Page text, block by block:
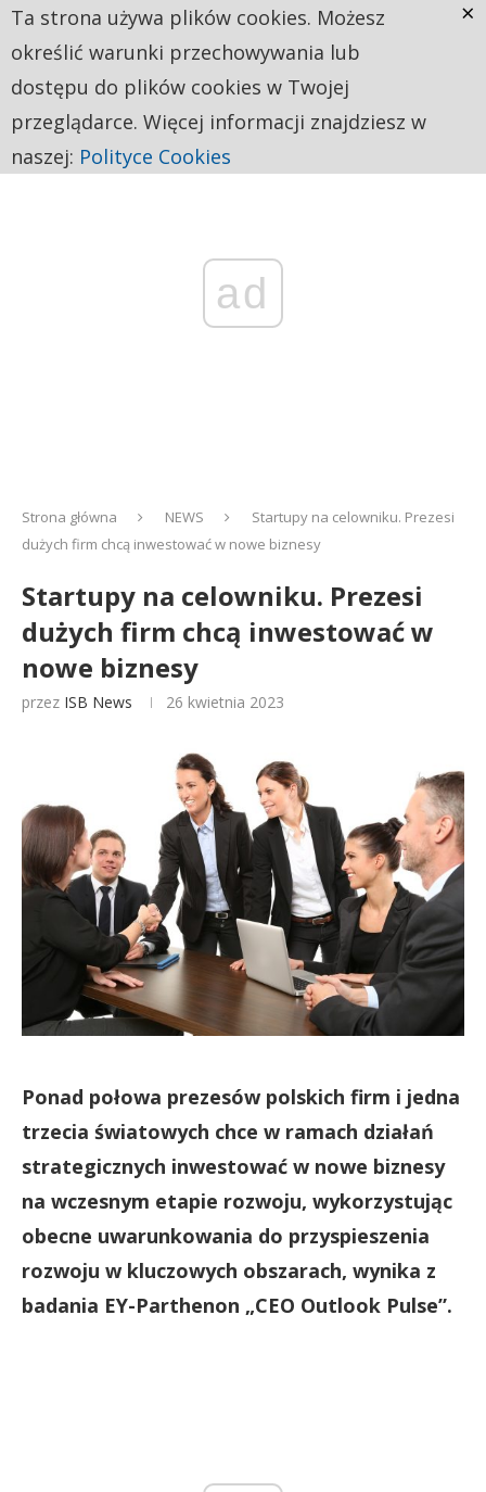
ad
Strona główna NEWS
Startupy na celowniku. Prezesi
dużych firm chcą inwestować w nowe biznesy
Startupy na celowniku. Prezesi
dużych firm chcą inwestować w
nowe biznesy
przez ISB News 26 kwietnia 2023
Ponad połowa prezesów polskich firm i jedna
trzecia światowych chce w ramach działań
strategicznych inwestować w nowe biznesy
na wczesnym etapie rozwoju, wykorzystując
obecne uwarunkowania do przyspieszenia
rozwoju w kluczowych obszarach, wynika z
badania EY-Parthenon „CEO Outlook Pulse”.
Ta strona używa plików cookies. Możesz
określić warunki przechowywania lub
dostępu do plików cookies w Twojej
przeglądarce. Więcej informacji znajdziesz w
naszej: Polityce Cookies
×